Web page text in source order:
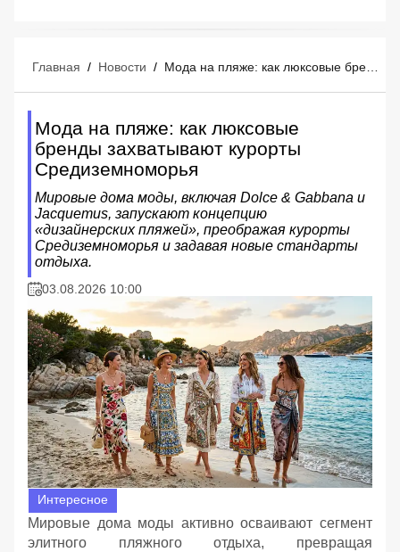
Главная / Новости /
Мода на пляже: как люксовые
бренды захватывают курорты
Средиземноморья
Мировые дома моды, включая Dolce & Gabbana и
Jacquemus, запускают концепцию
«дизайнерских пляжей», преображая курорты
Средиземноморья и задавая новые стандарты
отдыха.
03.08.2026 10:00
Интересное
Мировые дома моды активно осваивают сегмент
элитного пляжного отдыха, превращая